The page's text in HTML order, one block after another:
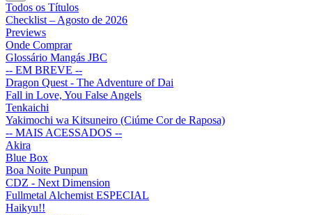
Todos os Títulos
Checklist – Agosto de 2026
Previews
Onde Comprar
Glossário Mangás JBC
-- EM BREVE --
Dragon Quest - The Adventure of Dai
Fall in Love, You False Angels
Tenkaichi
Yakimochi wa Kitsuneiro (Ciúme Cor de Raposa)
-- MAIS ACESSADOS --
Akira
Blue Box
Boa Noite Punpun
CDZ - Next Dimension
Fullmetal Alchemist ESPECIAL
Haikyu!!